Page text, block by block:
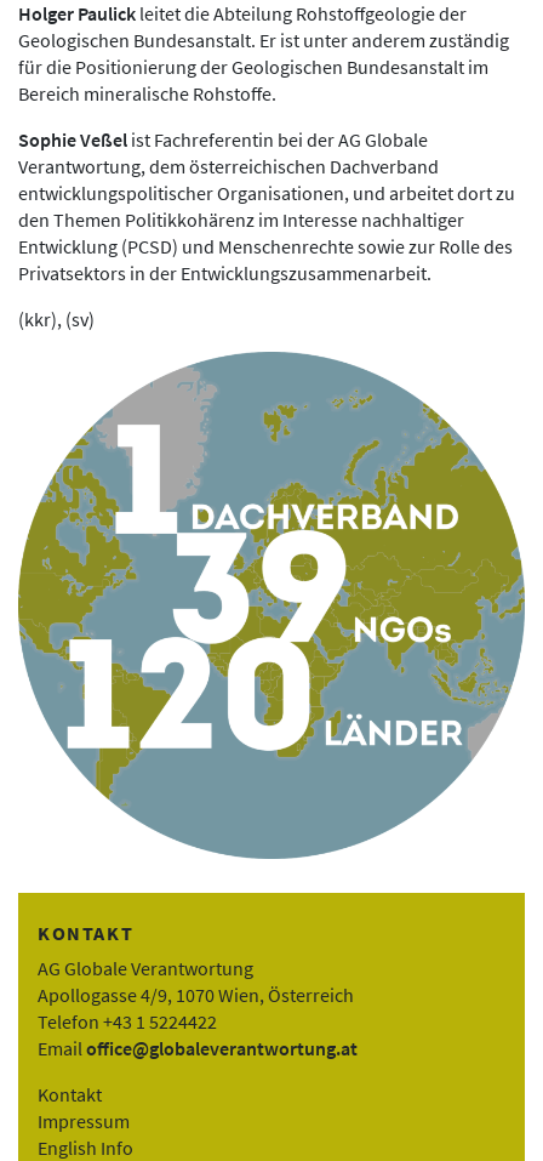
Holger Paulick leitet die Abteilung Rohstoffgeologie der
Geologischen Bundesanstalt. Er ist unter anderem zuständig
für die Positionierung der Geologischen Bundesanstalt im
Bereich mineralische Rohstoffe.
Sophie Veßel ist Fachreferentin bei der AG Globale
Verantwortung, dem österreichischen Dachverband
entwicklungspolitischer Organisationen, und arbeitet dort zu
den Themen Politikkohärenz im Interesse nachhaltiger
Entwicklung (PCSD) und Menschenrechte sowie zur Rolle des
Privatsektors in der Entwicklungszusammenarbeit.
(kkr), (sv)
KONTAKT
AG Globale Verantwortung
Apollogasse 4/9, 1070 Wien, Österreich
Telefon +43 1 5224422
Email office@globaleverantwortung.at
Kontakt
Impressum
English Info